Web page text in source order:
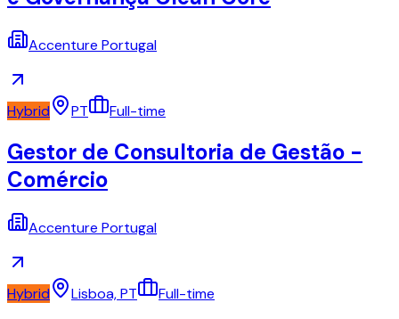
Accenture Portugal
Hybrid PT Full-time
Gestor de Consultoria de Gestão -
Comércio
Accenture Portugal
Hybrid Lisboa, PT Full-time